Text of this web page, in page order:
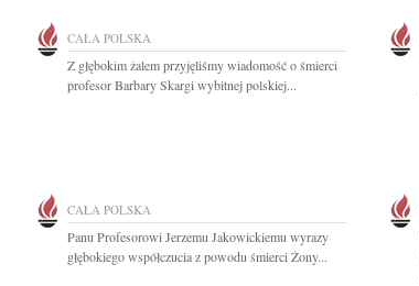
CAŁA POLSKA
Z głębokim żalem przyjęliśmy wiadomość o śmierci
profesor Barbary Skargi wybitnej polskiej...
CAŁA POLSKA
Panu Profesorowi Jerzemu Jakowickiemu wyrazy
głębokiego współczucia z powodu śmierci Żony...